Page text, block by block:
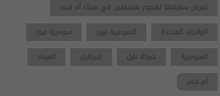
تعرض سفينتها لهجوم بقذيفتين في ميناء أم قصر
الولايات المتحدة
السومرية نيوز
سومرية نيوز
السومرية
شركة نقل إسرائيل
الميناء
أم قصر